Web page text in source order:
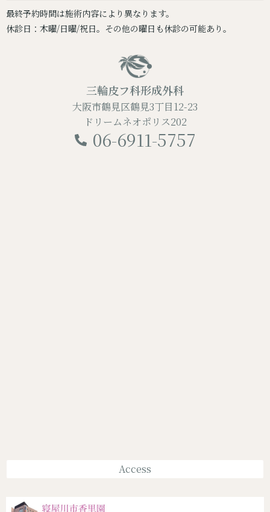
最終予約時間は施術内容により異なります。
休診日：木曜/日曜/祝日。その他の曜日も休診の可能あり。
三輪皮フ科形成外科
大阪市鶴見区鶴見3丁目12-23
ドリームネオポリス202
06-6911-5757
Access